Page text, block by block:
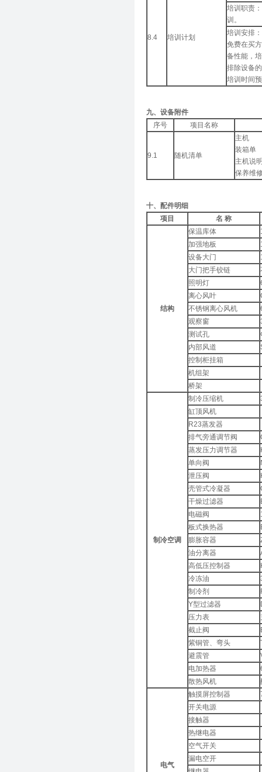
8.4 培训计划
培训职责
训。
培训安排：
免费在买
备性能，
排除设备
培训时间
九、设备附件
序号
项目名称
9.1 随机清单
主
装箱
主机
保养维
十、配件明细
项目
名 称
结构
保温库体
加强地板
设备大门
大门把手铰链
照明灯
离心风叶
不锈钢离心风机
观察窗
测试孔
内部风道
控制柜挂箱
机组架
桥架
制冷空调
制冷压缩机
缸顶风机
R23蒸发器
排气旁通调节阀
蒸发压力调节器
单向阀
泄压阀
壳管式冷凝器
干燥过滤器
电磁阀
板式换热器
膨胀容器
油分离器
高低压控制器
冷冻油
制冷剂
Y型过滤器
压力表
截止阀
紫铜管、弯头
避震管
电加热器
散热风机
电气
触摸屏控制器
开关电源
接触器
热继电器
空气开关
漏电空开